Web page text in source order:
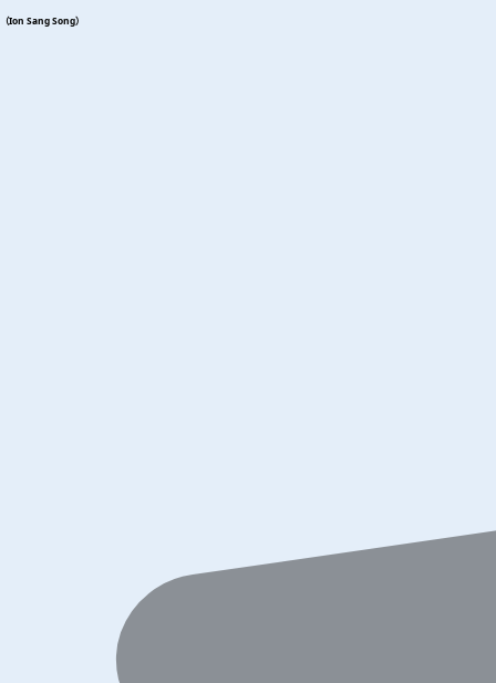
（Ion Sang Song）